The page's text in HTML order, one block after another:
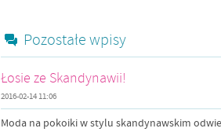
Pozostałe wpisy
Łosie ze Skandynawii!
2016-02-14 11:06
Moda na pokoiki w stylu skandynawskim